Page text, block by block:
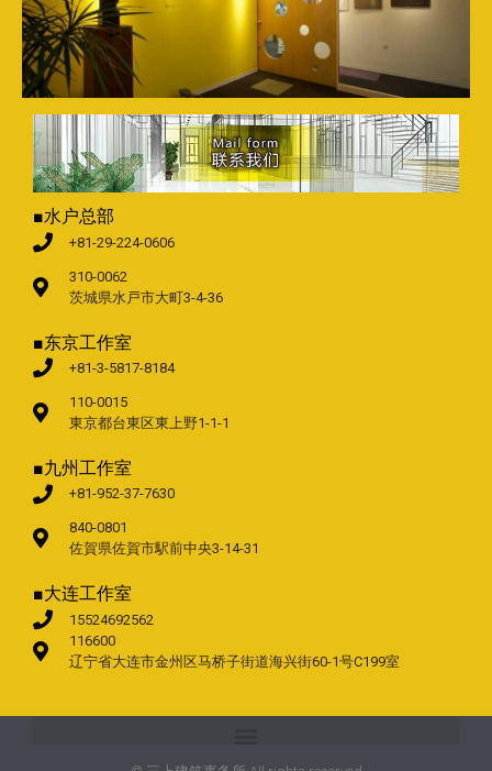
■水户总部
+81-29-224-0606
310-0062
茨城県水戸市大町3-4-36
■东京工作室
+81-3-5817-8184
110-0015
東京都台東区東上野1-1-1
■九州工作室
+81-952-37-7630
840-0801
佐賀県佐賀市駅前中央3-14-31
■大连工作室
15524692562
116600
辽宁省大连市金州区马桥子街道海兴街60-1号C199室